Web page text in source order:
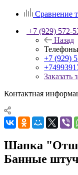
Сравнение
+7 (929) 572-
Назад
Телефоны
+7 (929)
Заказать
Контактная
Шапка
Банные